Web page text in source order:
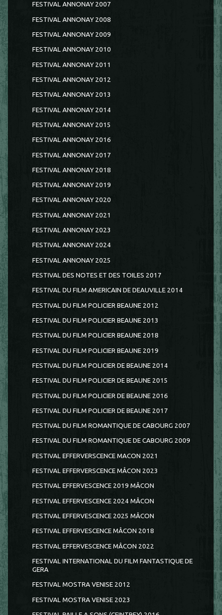
FESTIVAL ANNONAY 2007
FESTIVAL ANNONAY 2008
FESTIVAL ANNONAY 2009
FESTIVAL ANNONAY 2010
FESTIVAL ANNONAY 2011
FESTIVAL ANNONAY 2012
FESTIVAL ANNONAY 2013
FESTIVAL ANNONAY 2014
FESTIVAL ANNONAY 2015
FESTIVAL ANNONAY 2016
FESTIVAL ANNONAY 2017
FESTIVAL ANNONAY 2018
FESTIVAL ANNONAY 2019
FESTIVAL ANNONAY 2020
FESTIVAL ANNONAY 2021
FESTIVAL ANNONAY 2023
FESTIVAL ANNONAY 2024
FESTIVAL ANNONAY 2025
FESTIVAL DES NOTES ET DES TOILES 2017
FESTIVAL DU FILM AMERICAIN DE DEAUVILLE 2014
FESTIVAL DU FILM POLICIER BEAUNE 2012
FESTIVAL DU FILM POLICIER BEAUNE 2013
FESTIVAL DU FILM POLICIER BEAUNE 2018
FESTIVAL DU FILM POLICIER BEAUNE 2019
FESTIVAL DU FILM POLICIER DE BEAUNE 2014
FESTIVAL DU FILM POLICIER DE BEAUNE 2015
FESTIVAL DU FILM POLICIER DE BEAUNE 2016
FESTIVAL DU FILM POLICIER DE BEAUNE 2017
FESTIVAL DU FILM ROMANTIQUE DE CABOURG 2007
FESTIVAL DU FILM ROMANTIQUE DE CABOURG 2009
FESTIVAL EFFERVERSCENCE MACON 2021
FESTIVAL EFFERVERSCENCE MÂCON 2023
FESTIVAL EFFERVESCENCE 2019 MÂCON
FESTIVAL EFFERVESCENCE 2024 MÂCON
FESTIVAL EFFERVESCENCE 2025 MÂCON
FESTIVAL EFFERVESCENCE MÂCON 2018
FESTIVAL EFFERVESCENCE MÂCON 2022
FESTIVAL INTERNATIONAL DU FILM FANTASTIQUE DE
GERA
FESTIVAL MOSTRA VENISE 2012
FESTIVAL MOSTRA VENISE 2023